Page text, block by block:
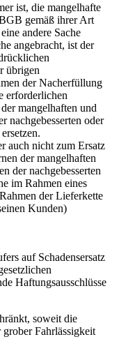
ist, die mangelhafte
gemäß ihrer Art
andere Sache
angebracht, ist der
übrigen
der Nacherfüllung
erforderlichen
mangelhaften und
nachgebesserten oder
auch nicht zum Ersatz
der mangelhaften
der nachgebesserten
im Rahmen eines
der Lieferkette
Kunden)
auf Schadensersatz
Haftungsausschlüsse
soweit die
grober Fahrlässigkeit